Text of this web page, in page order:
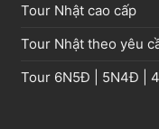
Tour Nhật cao cấp
Tour Nhật theo yêu
Tour 6N5Đ 5N4Đ